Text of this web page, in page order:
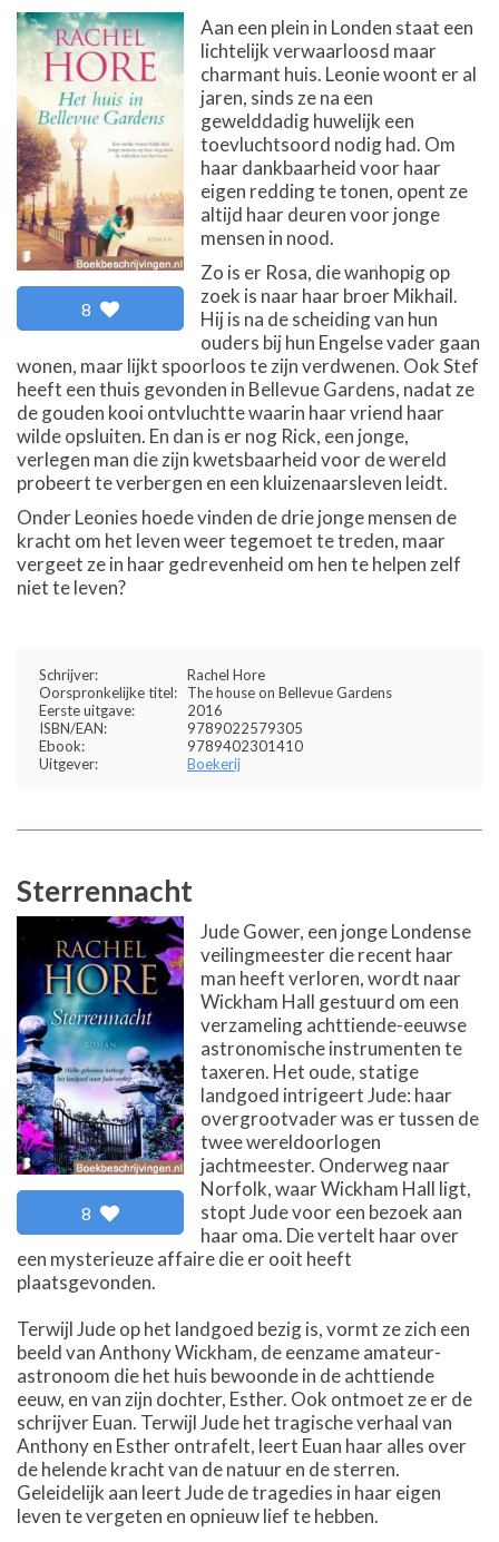
8
Aan een plein in Londen staat een
lichtelijk verwaarloosd maar
charmant huis. Leonie woont er al
jaren, sinds ze na een
gewelddadig huwelijk een
toevluchtsoord nodig had. Om
haar dankbaarheid voor haar
eigen redding te tonen, opent ze
altijd haar deuren voor jonge
mensen in nood.
Zo is er Rosa, die wanhopig op
zoek is naar haar broer Mikhail.
Hij is na de scheiding van hun
ouders bij hun Engelse vader gaan
wonen, maar lijkt spoorloos te zijn verdwenen. Ook Stef
heeft een thuis gevonden in Bellevue Gardens, nadat ze
de gouden kooi ontvluchtte waarin haar vriend haar
wilde opsluiten. En dan is er nog Rick, een jonge,
verlegen man die zijn kwetsbaarheid voor de wereld
probeert te verbergen en een kluizenaarsleven leidt.
Onder Leonies hoede vinden de drie jonge mensen de
kracht om het leven weer tegemoet te treden, maar
vergeet ze in haar gedrevenheid om hen te helpen zelf
niet te leven?
Schrijver:
Rachel Hore
Oorspronkelijke titel:
The house on Bellevue Gardens
Eerste uitgave:
2016
ISBN/EAN:
9789022579305
Ebook:
9789402301410
Uitgever:
Boekerij
Sterrennacht
8
Jude Gower, een jonge Londense
veilingmeester die recent haar
man heeft verloren, wordt naar
Wickham Hall gestuurd om een
verzameling achttiende-eeuwse
astronomische instrumenten te
taxeren. Het oude, statige
landgoed intrigeert Jude: haar
overgrootvader was er tussen de
twee wereldoorlogen
jachtmeester. Onderweg naar
Norfolk, waar Wickham Hall ligt,
stopt Jude voor een bezoek aan
haar oma. Die vertelt haar over
een mysterieuze affaire die er ooit heeft
plaatsgevonden.
Terwijl Jude op het landgoed bezig is, vormt ze zich een
beeld van Anthony Wickham, de eenzame amateur-
astronoom die het huis bewoonde in de achttiende
eeuw, en van zijn dochter, Esther. Ook ontmoet ze er de
schrijver Euan. Terwijl Jude het tragische verhaal van
Anthony en Esther ontrafelt, leert Euan haar alles over
de helende kracht van de natuur en de sterren.
Geleidelijk aan leert Jude de tragedies in haar eigen
leven te vergeten en opnieuw lief te hebben.